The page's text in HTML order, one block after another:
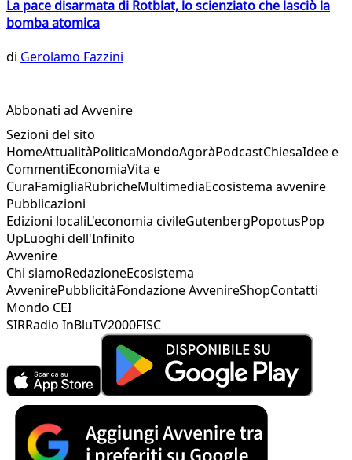
La pace disarmata di Rotblat, lo scienziato che lasciò la
bomba atomica
di Gerolamo Fazzini
Abbonati ad Avvenire
Sezioni del sito
HomeAttualitàPoliticaMondoAgoràPodcastChiesaIdee e
CommentiEconomiaVita e
CuraFamigliaRubricheMultimediaEcosistema avvenire
Pubblicazioni
Edizioni localiL'economia civileGutenbergPopotusPop
UpLuoghi dell'Infinito
Avvenire
Chi siamoRedazioneEcosistema
AvvenirePubblicitàFondazione AvvenireShopContatti
Mondo CEI
SIRRadio InBluTV2000FISC